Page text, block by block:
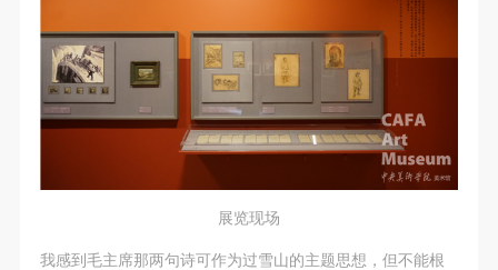
展览现场
我感到毛主席那两句诗可作为过雪山的主题思想，但不能根